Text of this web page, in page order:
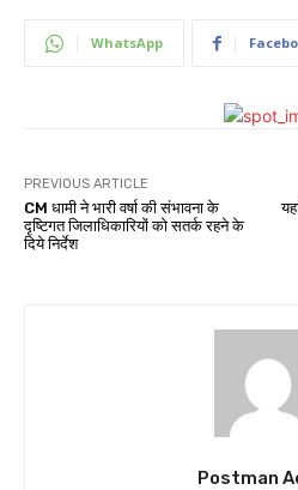
WhatsApp
PREVIOUS ARTICLE
CM धामी ने भारी वर्षा की संभावना के
दृष्टिगत जिलाधिकारियों को सतर्क रहने के
दिये निर्देश
Postman